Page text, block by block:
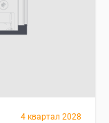
4 квартал 2028